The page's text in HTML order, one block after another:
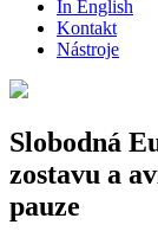
In English
Kontakt
Nástroje
Slobodná
zostavu a
pauze